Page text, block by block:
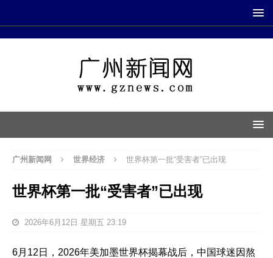
广州新闻网 世界经济 世界杯第一批“受害者”已出现
世界杯第一批“受害者”已出现
2026年6月12日 星期五 23:19
6月12日，2026年美加墨世界杯揭幕战后，中国球迷因熬